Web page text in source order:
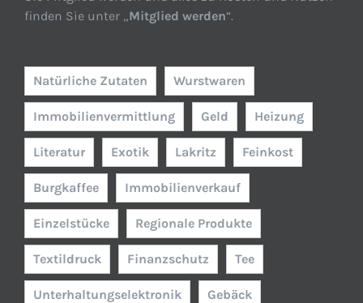
finden Sie unter „Mitglied werden“.
Natürliche Zutaten Wurstwaren
Immobilienvermittlung Geld Heizung
Literatur Exotik Lakritz Feinkost
Burgkaffee Immobilienverkauf
Einzelstücke Regionale Produkte
Textildruck Finanzschutz Tee
Unterhaltungselektronik Gebäck